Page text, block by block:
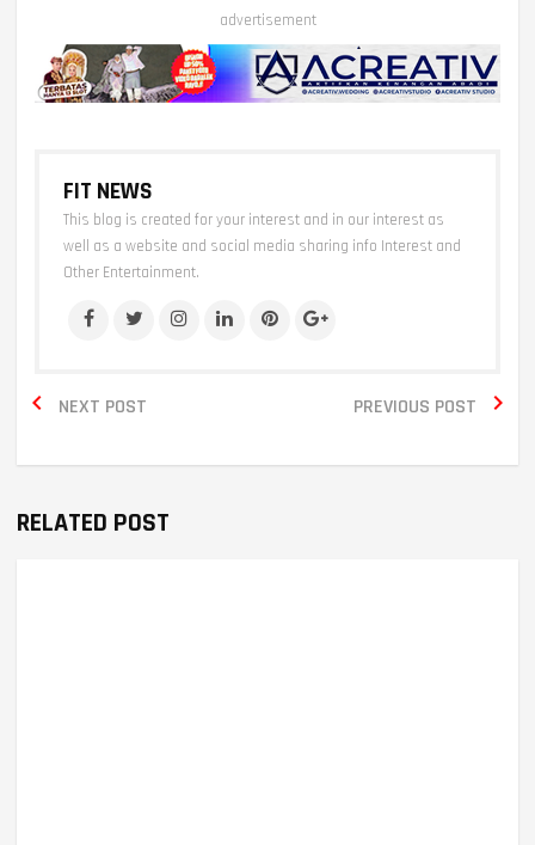
advertisement
FIT NEWS
This blog is created for your interest and in our interest as
well as a website and social media sharing info Interest and
Other Entertainment.
NEXT POST
 PREVIOUS POST 
RELATED POST